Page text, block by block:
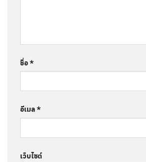
ชื่อ*
อีเมล*
เว็บไซต์